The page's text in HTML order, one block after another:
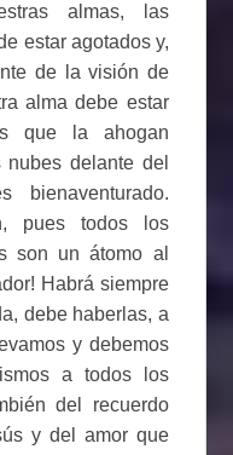
almas, las
estar agotados y,
de la visión de
alma debe estar
que la ahogan
delante del
bienaventurado.
pues todos los
son un átomo al
Habrá siempre
debe haberlas, a
y debemos
a todos los
del recuerdo
y del amor que